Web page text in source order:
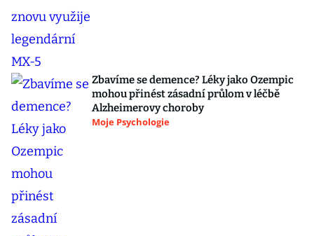
Zbavíme se demence? Léky jako Ozempic
mohou přinést zásadní průlom v léčbě
Alzheimerovy choroby
Moje Psychologie